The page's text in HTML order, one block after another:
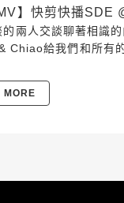
MV】快剪快播
的兩人交談聊著相識
Chiao給我們和所有
MORE